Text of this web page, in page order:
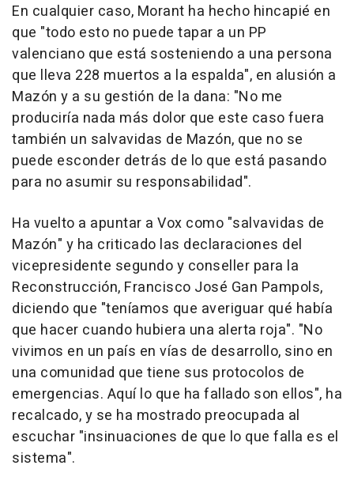
En cualquier caso, Morant ha hecho hincapié en
que "todo esto no puede tapar a un PP
valenciano que está sosteniendo a una persona
que lleva 228 muertos a la espalda", en alusión a
Mazón y a su gestión de la dana: "No me
produciría nada más dolor que este caso fuera
también un salvavidas de Mazón, que no se
puede esconder detrás de lo que está pasando
para no asumir su responsabilidad".
Ha vuelto a apuntar a Vox como "salvavidas de
Mazón" y ha criticado las declaraciones del
vicepresidente segundo y conseller para la
Reconstrucción, Francisco José Gan Pampols,
diciendo que "teníamos que averiguar qué había
que hacer cuando hubiera una alerta roja". "No
vivimos en un país en vías de desarrollo, sino en
una comunidad que tiene sus protocolos de
emergencias. Aquí lo que ha fallado son ellos", ha
recalcado, y se ha mostrado preocupada al
escuchar "insinuaciones de que lo que falla es el
sistema".